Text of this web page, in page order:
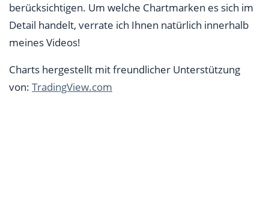
berücksichtigen. Um welche Chartmarken es sich im
Detail handelt, verrate ich Ihnen natürlich innerhalb
meines Videos!
Charts hergestellt mit freundlicher Unterstützung
von: TradingView.com